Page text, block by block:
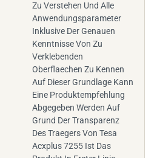
Zu Verstehen Und Alle
Anwendungsparameter
Inklusive Der Genauen
Kenntnisse Von Zu
Verklebenden
Oberflaechen Zu Kennen
Auf Dieser Grundlage Kann
Eine Produktempfehlung
Abgegeben Werden Auf
Grund Der Transparenz
Des Traegers Von Tesa
Acxplus 7255 Ist Das